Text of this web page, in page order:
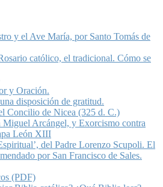
y el Ave María, por Santo Tomás de
católico, el tradicional. Cómo se
y Oración.
disposición de gratitud.
Concilio de Nicea (325 d. C.)
Miguel Arcángel, y Exorcismo contra
León XIII
del Padre Lorenzo Scupoli. El
por San Francisco de Sales.
(PDF)